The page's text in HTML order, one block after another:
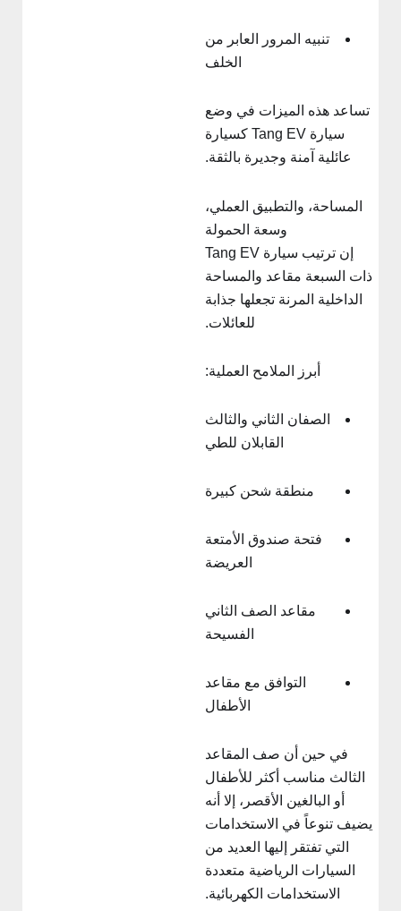
تنبيه المرور العابر من
الخلف
تساعد هذه الميزات في وضع
سيارة Tang EV كسيارة
عائلية آمنة وجديرة بالثقة.
المساحة، والتطبيق العملي،
وسعة الحمولة
إن ترتيب سيارة Tang EV
ذات السبعة مقاعد والمساحة
الداخلية المرنة تجعلها جذابة
للعائلات.
أبرز الملامح العملية:
الصفان الثاني والثالث
القابلان للطي
منطقة شحن كبيرة
فتحة صندوق الأمتعة
العريضة
مقاعد الصف الثاني
الفسيحة
التوافق مع مقاعد
الأطفال
في حين أن صف المقاعد
الثالث مناسب أكثر للأطفال
أو البالغين الأقصر، إلا أنه
يضيف تنوعاً في الاستخدامات
التي تفتقر إليها العديد من
السيارات الرياضية متعددة
الاستخدامات الكهربائية.